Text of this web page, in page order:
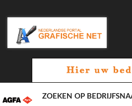
ZOEKEN OP